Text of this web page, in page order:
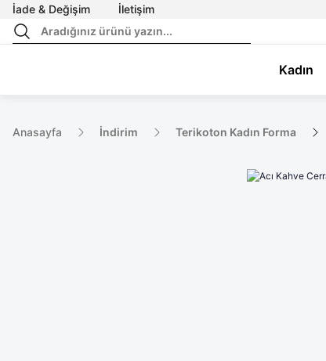
İade & Değişim İletişim
Kadın
Anasayfa İndirim Terikoton Kadın Forma